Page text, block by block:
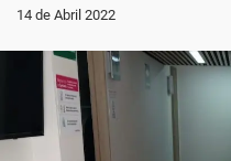
14 de Abril 2022